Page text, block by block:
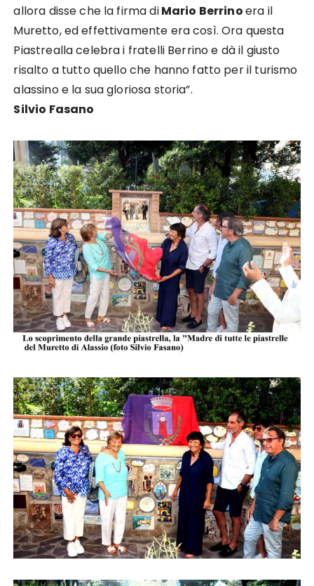
allora disse che la firma diMario Berrinoera il
Muretto, ed effettivamente era così. Ora questa
Piastrealla celebra i fratelli Berrino e dà il giusto
risalto a tutto quello che hanno fatto per il turismo
alassino e la sua gloriosa storia”.
Silvio Fasano